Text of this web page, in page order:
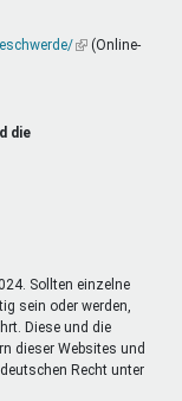
(Link(Online-
die
Sollten einzelne
sein oder werden,
Diese und die
dieser Websites und
Recht unter